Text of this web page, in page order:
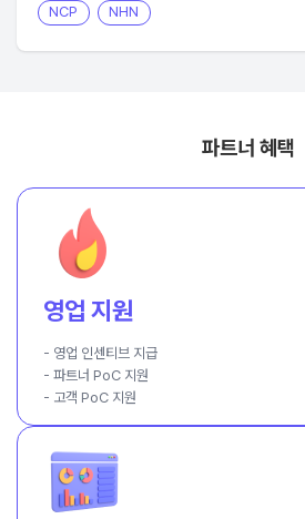
NCP NHN
파트너 혜택
영업 지원
- 영업 인센티브 지급
- 파트너 PoC 지원
- 고객 PoC 지원